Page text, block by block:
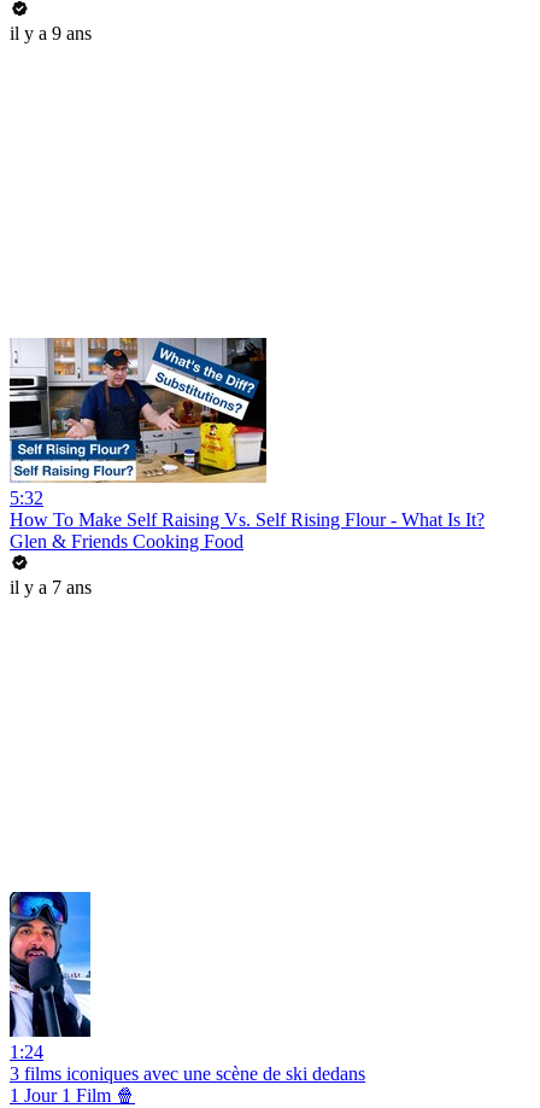
il y a 9 ans
5:32
How To Make Self Raising Vs. Self Rising Flour - What Is It?
Glen & Friends Cooking Food
il y a 7 ans
1:24
3 films iconiques avec une scène de ski dedans
1 Jour 1 Film 🍿